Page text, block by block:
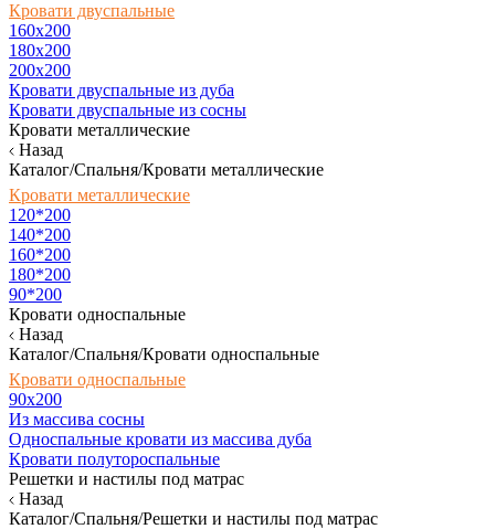
Кровати двуспальные
160х200
180x200
200x200
Кровати двуспальные из дуба
Кровати двуспальные из сосны
Кровати металлические
Назад
Каталог/Спальня/Кровати металлические
Кровати металлические
120*200
140*200
160*200
180*200
90*200
Кровати односпальные
Назад
Каталог/Спальня/Кровати односпальные
Кровати односпальные
90х200
Из массива сосны
Односпальные кровати из массива дуба
Кровати полутороспальные
Решетки и настилы под матрас
Назад
Каталог/Спальня/Решетки и настилы под матрас